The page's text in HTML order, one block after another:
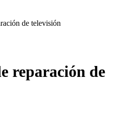
de televisión
reparación de